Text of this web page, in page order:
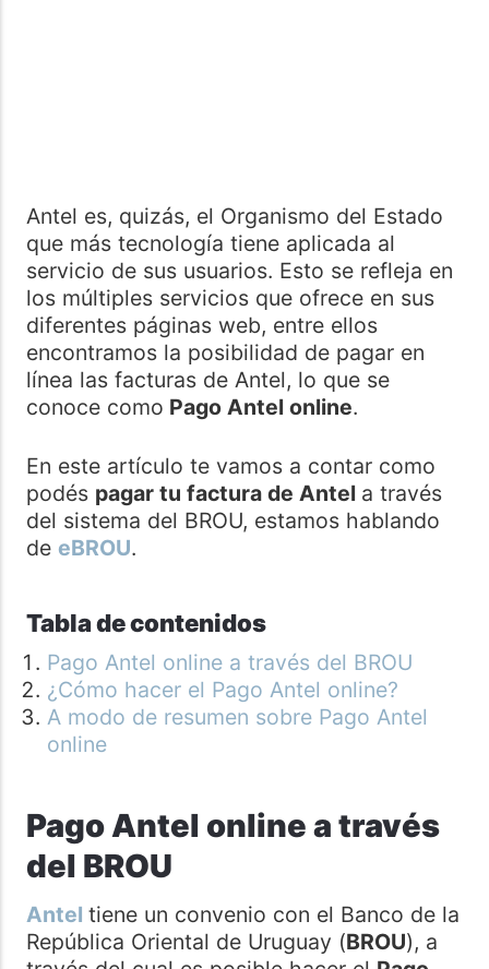
Antel es, quizás, el Organismo del Estado
que más tecnología tiene aplicada al
servicio de sus usuarios. Esto se refleja en
los múltiples servicios que ofrece en sus
diferentes páginas web, entre ellos
encontramos la posibilidad de pagar en
línea las facturas de Antel, lo que se
conoce como Pago Antel online.
En este artículo te vamos a contar como
podés pagar tu factura de Antel a través
del sistema del BROU, estamos hablando
de eBROU.
Tabla de contenidos
Pago Antel online a través del BROU
¿Cómo hacer el Pago Antel online?
A modo de resumen sobre Pago Antel
online
Pago Antel online a través
del BROU
Antel tiene un convenio con el Banco de la
República Oriental de Uruguay (BROU), a